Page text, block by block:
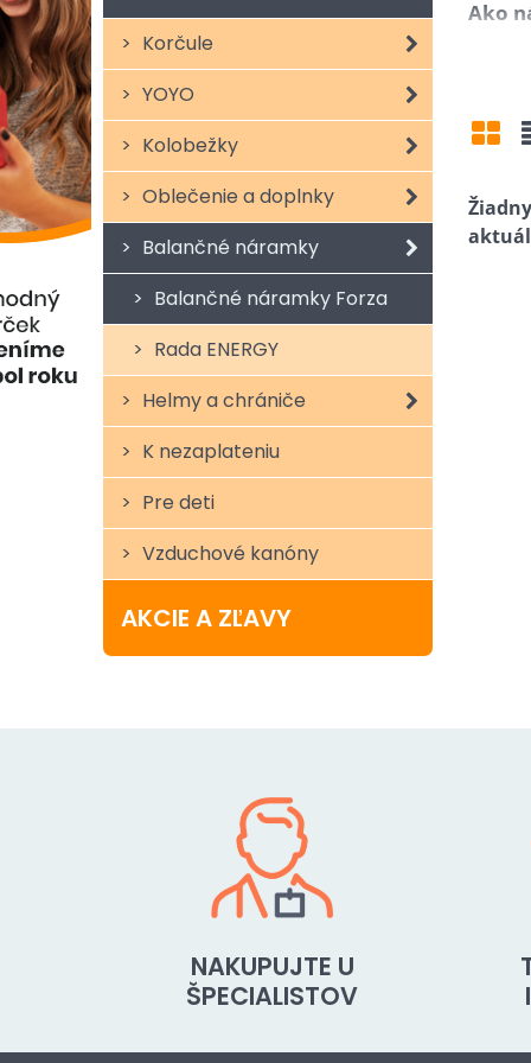
Korčule
YOYO
Kolobežky
Oblečenie a doplnky
Balančné náramky
Balančné náramky Forza
Rada ENERGY
Helmy a chrániče
K nezaplateniu
Pre deti
Vzduchové kanóny
AKCIE A ZĽAVY
Ako
Hz.
Po
NAKUPUJTE U
ŠPECIALISTOV